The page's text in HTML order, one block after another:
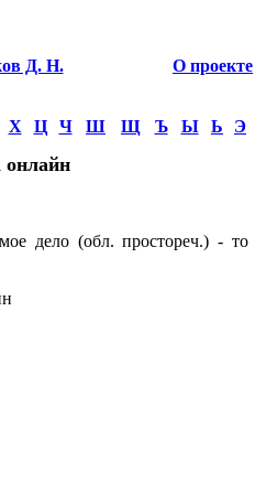
Д. Н. О проекте
Х Ц Ч Ш Щ Ъ Ы Ь Э
дело (обл. простореч.) - то